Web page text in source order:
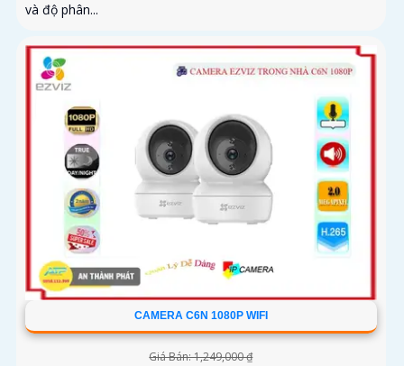
và độ phân...
CAMERA C6N 1080P WIFI
Giá Bán: 1,249,000 ₫